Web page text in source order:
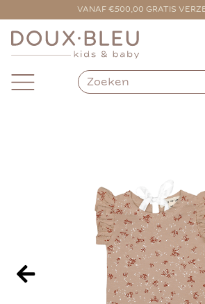
VANAF €500,00 GRATIS
VOOR 16:00 BESTELD = VANDAAG